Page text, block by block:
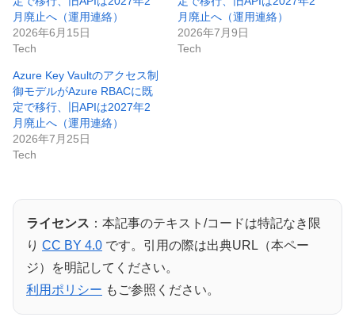
月廃止へ（運用連絡）
2026年6月15日
Tech
月廃止へ（運用連絡）
2026年7月9日
Tech
Azure Key Vaultのアクセス制
御モデルがAzure RBACに既
定で移行、旧APIは2027年2
月廃止へ（運用連絡）
2026年7月25日
Tech
ライセンス ：本記事のテキスト/コードは特記なき限
り CC BY 4.0 です。引用の際は出典URL（本ペー
ジ）を明記してください。
利用ポリシー もご参照ください。